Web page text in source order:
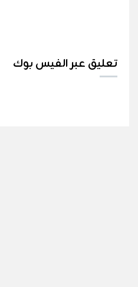
تعليق عبر الفيس بوك